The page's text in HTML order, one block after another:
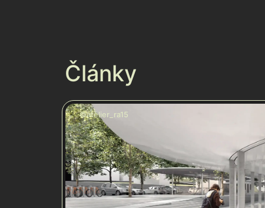
Články
©atelier_ra15